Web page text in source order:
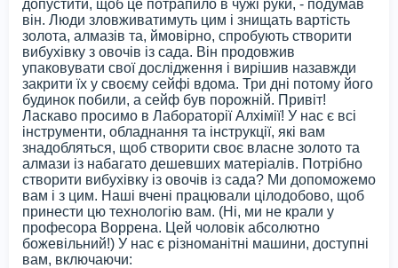
допустити, щоб це потрапило в чужі руки, - подумав
він. Люди зловживатимуть цим і знищать вартість
золота, алмазів та, ймовірно, спробують створити
вибухівку з овочів із сада. Він продовжив
упаковувати свої дослідження і вирішив назавжди
закрити їх у своєму сейфі вдома. Три дні потому його
будинок побили, а сейф був порожній. Привіт!
Ласкаво просимо в Лабораторії Алхімії! У нас є всі
інструменти, обладнання та інструкції, які вам
знадобляться, щоб створити своє власне золото та
алмази із набагато дешевших матеріалів. Потрібно
створити вибухівку із овочів із сада? Ми допоможемо
вам і з цим. Наші вчені працювали цілодобово, щоб
принести цю технологію вам. (Ні, ми не крали у
професора Воррена. Цей чоловік абсолютно
божевільний!) У нас є різноманітні машини, доступні
вам, включаючи: